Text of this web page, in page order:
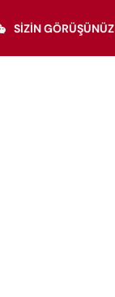
SIZIN GÖRÜŞÜNÜZ